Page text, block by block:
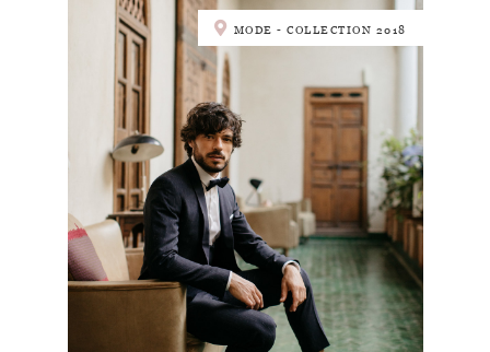
MODE - COLLECTION 2018